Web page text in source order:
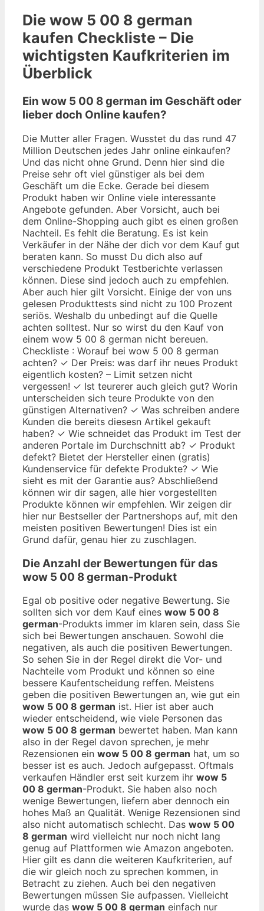
Die wow 5 00 8 german
kaufen Checkliste – Die
wichtigsten Kaufkriterien im
Überblick
Ein wow 5 00 8 german im Geschäft oder
lieber doch Online kaufen?
Die Mutter aller Fragen. Wusstet du das rund 47
Million Deutschen jedes Jahr online einkaufen?
Und das nicht ohne Grund. Denn hier sind die
Preise sehr oft viel günstiger als bei dem
Geschäft um die Ecke. Gerade bei diesem
Produkt haben wir Online viele interessante
Angebote gefunden. Aber Vorsicht, auch bei
dem Online-Shopping auch gibt es einen großen
Nachteil. Es fehlt die Beratung. Es ist kein
Verkäufer in der Nähe der dich vor dem Kauf gut
beraten kann. So musst Du dich also auf
verschiedene Produkt Testberichte verlassen
können. Diese sind jedoch auch zu empfehlen.
Aber auch hier gilt Vorsicht. Einige der von uns
gelesen Produkttests sind nicht zu 100 Prozent
seriös. Weshalb du unbedingt auf die Quelle
achten solltest. Nur so wirst du den Kauf von
einem wow 5 00 8 german nicht bereuen.
Checkliste : Worauf bei wow 5 00 8 german
achten? ✓ Der Preis: was darf ihr neues Produkt
eigentlich kosten? – Limit setzen nicht
vergessen! ✓ Ist teurerer auch gleich gut? Worin
unterscheiden sich teure Produkte von den
günstigen Alternativen? ✓ Was schreiben andere
Kunden die bereits diesesn Artikel gekauft
haben? ✓ Wie schneidet das Produkt im Test der
anderen Portale im Durchschnitt ab? ✓ Produkt
defekt? Bietet der Hersteller einen (gratis)
Kundenservice für defekte Produkte? ✓ Wie
sieht es mit der Garantie aus? Abschließend
können wir dir sagen, alle hier vorgestellten
Produkte können wir empfehlen. Wir zeigen dir
hier nur Bestseller der Partnershops auf, mit den
meisten positiven Bewertungen! Dies ist ein
Grund dafür, genau hier zu zuschlagen.
Die Anzahl der Bewertungen für das
wow 5 00 8 german-Produkt
Egal ob positive oder negative Bewertung. Sie
sollten sich vor dem Kauf eines wow 5 00 8
german-Produkts immer im klaren sein, dass Sie
sich bei Bewertungen anschauen. Sowohl die
negativen, als auch die positiven Bewertungen.
So sehen Sie in der Regel direkt die Vor- und
Nachteile vom Produkt und können so eine
bessere Kaufentscheidung reffen. Meistens
geben die positiven Bewertungen an, wie gut ein
wow 5 00 8 german ist. Hier ist aber auch
wieder entscheidend, wie viele Personen das
wow 5 00 8 german bewertet haben. Man kann
also in der Regel davon sprechen, je mehr
Rezensionen ein wow 5 00 8 german hat, um so
besser ist es auch. Jedoch aufgepasst. Oftmals
verkaufen Händler erst seit kurzem ihr wow 5
00 8 german-Produkt. Sie haben also noch
wenige Bewertungen, liefern aber dennoch ein
hohes Maß an Qualität. Wenige Rezensionen sind
also nicht automatisch schlecht. Das wow 5 00
8 german wird vielleicht nur noch nicht lang
genug auf Plattformen wie Amazon angeboten.
Hier gilt es dann die weiteren Kaufkriterien, auf
die wir gleich noch zu sprechen kommen, in
Betracht zu ziehen. Auch bei den negativen
Bewertungen müssen Sie aufpassen. Vielleicht
wurde das wow 5 00 8 german einfach nur